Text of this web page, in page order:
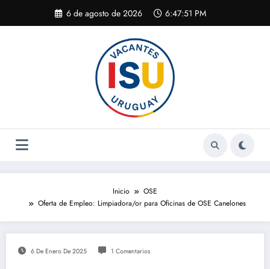
contenido
6 de agosto de 2026 6:47:51 PM
Inicio
OSE
Oferta de Empleo: Limpiadora/or para Oficinas de OSE Canelones
6 De Enero De 2025 1 Comentarios